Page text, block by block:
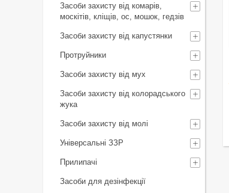
Засоби захисту від комарів,
москітів, кліщів, ос, мошок, гедзів
Засоби захисту від капустянки
Протруйники
Засоби захисту від мух
Засоби захисту від колорадського
жука
Засоби захисту від молі
Універсальні ЗЗР
Прилипачі
Засоби для дезінфекції